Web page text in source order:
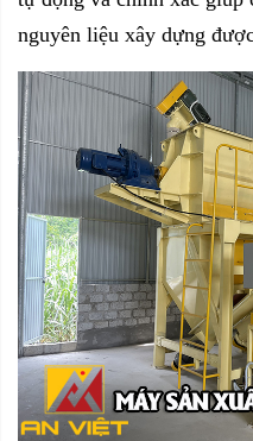
nguyên liệu xây dựng